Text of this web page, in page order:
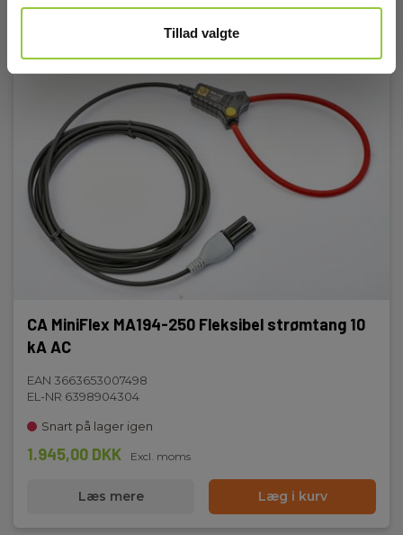
Tillad valgte
CA MiniFlex MA194-250 Fleksibel strømtang 10
kA AC
EAN 3663653007498
EL-NR 6398904304
Snart på lager igen
1.945,00 DKK Excl. moms
Læs mere Læg i kurv